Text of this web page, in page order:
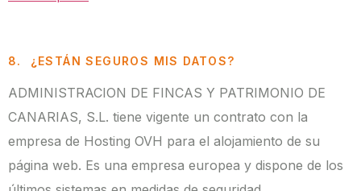
8. ¿ESTÁN SEGUROS MIS DATOS?
ADMINISTRACION DE FINCAS Y PATRIMONIO DE
CANARIAS, S.L. tiene vigente un contrato con la
empresa de Hosting OVH para el alojamiento de su
página web. Es una empresa europea y dispone de los